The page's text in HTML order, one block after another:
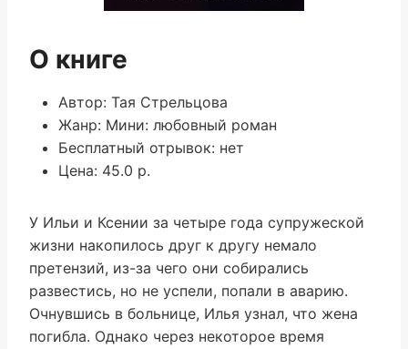
О книге
Автор: Тая Стрельцова
Жанр: Мини: любовный роман
Бесплатный отрывок: нет
Цена: 45.0 р.
У Ильи и Ксении за четыре года супружеской
жизни накопилось друг к другу немало
претензий, из-за чего они собирались
развестись, но не успели, попали в аварию.
Очнувшись в больнице, Илья узнал, что жена
погибла. Однако через некоторое время